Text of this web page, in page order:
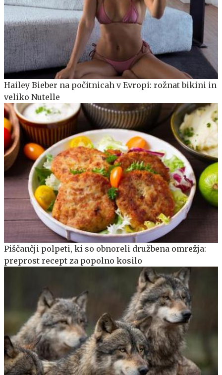
Hailey Bieber na počitnicah v Evropi: rožnat bikini in
veliko Nutelle
Piščančji polpeti, ki so obnoreli družbena omrežja:
preprost recept za popolno kosilo